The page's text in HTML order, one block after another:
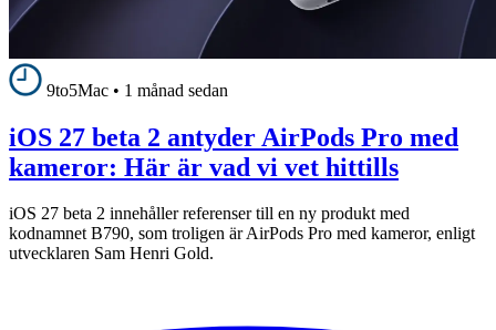
9to5Mac • 1 månad sedan
iOS 27 beta 2 antyder AirPods Pro med
kameror: Här är vad vi vet hittills
iOS 27 beta 2 innehåller referenser till en ny produkt med
kodnamnet B790, som troligen är AirPods Pro med kameror, enligt
utvecklaren Sam Henri Gold.